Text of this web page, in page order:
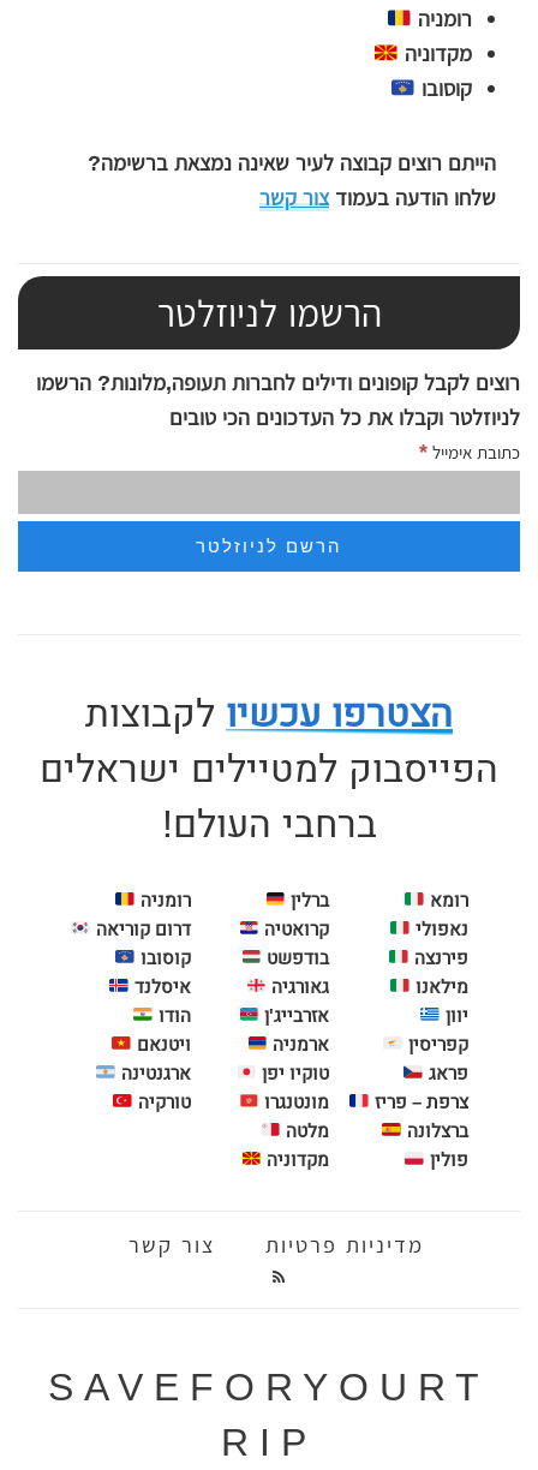
רומניה
מקדוניה
קוסובו
הייתם רוצים קבוצה לעיר שאינה נמצאת ברשימה?
שלחו הודעה בעמודצור קשר
הרשמו לניוזלטר
רוצים לקבל קופונים ודילים לחברות תעופה,מלונות? הרשמו
לניוזלטר וקבלו את כל העדכונים הכי טובים
כתובת אימייל *
הצטרפו עכשיו לקבוצות
הפייסבוק למטיילים ישראלים
ברחבי העולם!
רומא
נאפולי
פירנצה
מילאנו
יוון
קפריסין
פראג
צרפת – פריז
ברצלונה
פולין
ברלין
קרואטיה
בודפשט
גאורגיה
אזרבייג'ן
ארמניה
טוקיו יפן
מונטנגרו
מלטה
מקדוניה
רומניה
דרום קוריאה
קוסובו
איסלנד
הודו
ויטנאם
ארגנטינה
טורקיה
מדיניות פרטיות צור קשר
SAVEFORYOURT
RIP